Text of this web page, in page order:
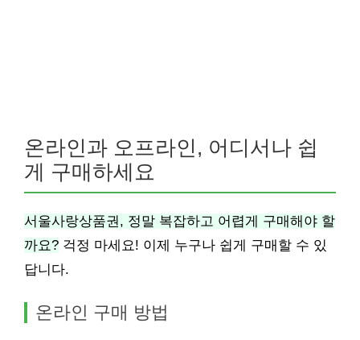
온라인과 오프라인, 어디서나 쉽
게 구매하세요
서울사랑상품권, 정말 복잡하고 어렵게 구매해야 할
까요? 걱정 마세요! 이제 누구나 쉽게 구매할 수 있
답니다.
온라인 구매 방법